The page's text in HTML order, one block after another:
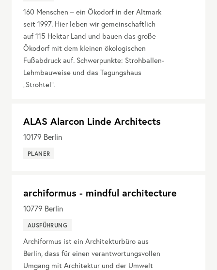
160 Menschen – ein Ökodorf in der Altmark
seit 1997. Hier leben wir gemeinschaftlich
auf 115 Hektar Land und bauen das große
Ökodorf mit dem kleinen ökologischen
Fußabdruck auf. Schwerpunkte: Strohballen-
Lehmbauweise und das Tagungshaus
„Strohtel“.
ALAS Alarcon Linde Architects
10179 Berlin
PLANER
archiformus - mindful architecture
10779 Berlin
AUSFÜHRUNG
Archiformus ist ein Architekturbüro aus
Berlin, dass für einen verantwortungsvollen
Umgang mit Architektur und der Umwelt